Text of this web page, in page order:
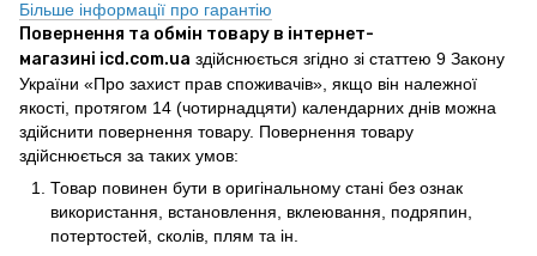
Більше інформації про гарантію
Повернення та обмін товару в інтернет-
магазині icd.com.ua здійснюється згідно зі статтею 9 Закону
України «Про захист прав споживачів», якщо він належної
якості, протягом 14 (чотирнадцяти) календарних днів можна
здійснити повернення товару. Повернення товару
здійснюється за таких умов:
Товар повинен бути в оригінальному стані без ознак
використання, встановлення, вклеювання, подряпин,
потертостей, сколів, плям та ін.